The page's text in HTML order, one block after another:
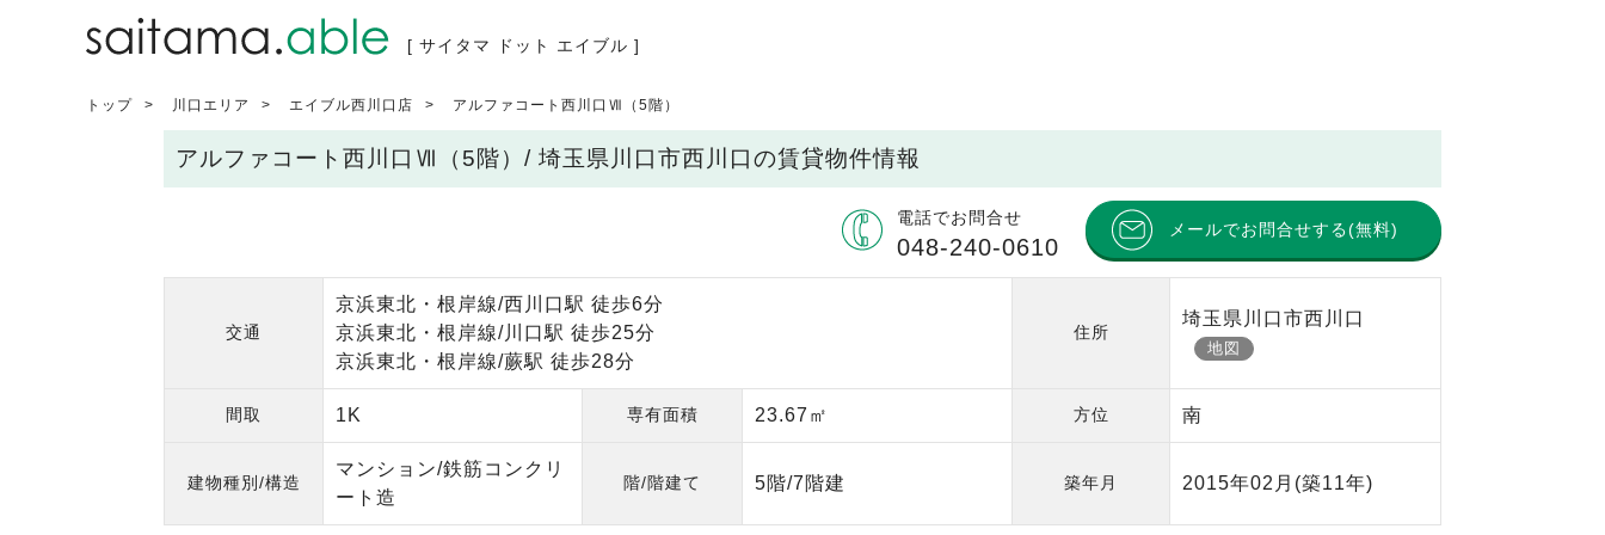
[ サイタマ ドット エイブル ]
トップ 川口エリア エイブル西川口店 アルファコート西川口Ⅶ（5階）
アルファコート西川口Ⅶ（5階）/ 埼玉県川口市西川口の賃貸物件情報
電話でお問合せ
048-240-0610
メールでお問合せする(無料)
交通
京浜東北・根岸線/西川口駅 徒歩6分
京浜東北・根岸線/川口駅 徒歩25分
京浜東北・根岸線/蕨駅 徒歩28分
住所
埼玉県川口市西川口
地図
間取 1K 専有面積 23.67㎡ 方位 南
建物種別/構造
マンション/鉄筋コンクリ
ート造
階/階建て 5階/7階建 築年月 2015年02月 (築11年)